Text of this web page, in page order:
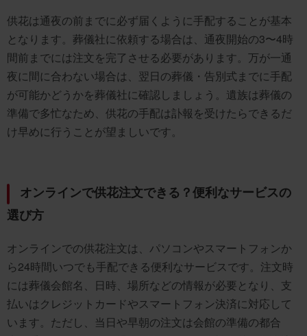
供花は通夜の前までに必ず届くように手配することが基本
となります。葬儀社に依頼する場合は、通夜開始の3〜4時
間前までには注文を完了させる必要があります。万が一通
夜に間に合わない場合は、翌日の葬儀・告別式までに手配
が可能かどうかを葬儀社に確認しましょう。遺族は葬儀の
準備で多忙なため、供花の手配は訃報を受けたらできるだ
け早めに行うことが望ましいです。
オンラインで供花注文できる？便利なサービスの
選び方
オンラインでの供花注文は、パソコンやスマートフォンか
ら24時間いつでも手配できる便利なサービスです。注文時
には葬儀会館名、日時、場所などの情報が必要となり、支
払いはクレジットカードやスマートフォン決済に対応して
います。ただし、当日や早朝の注文は会館の準備の都合